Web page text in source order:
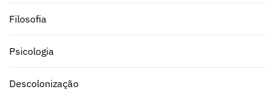
Filosofia
Psicologia
Descolonização